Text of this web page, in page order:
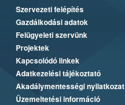
Szervezeti felépítés
Gazdálkodási adatok
Felügyeleti szervünk
Projektek
Kapcsolódó linkek
Adatkezelési tájékoztató
Akadálymentességi nyilatkozat
Üzemeltetési információ